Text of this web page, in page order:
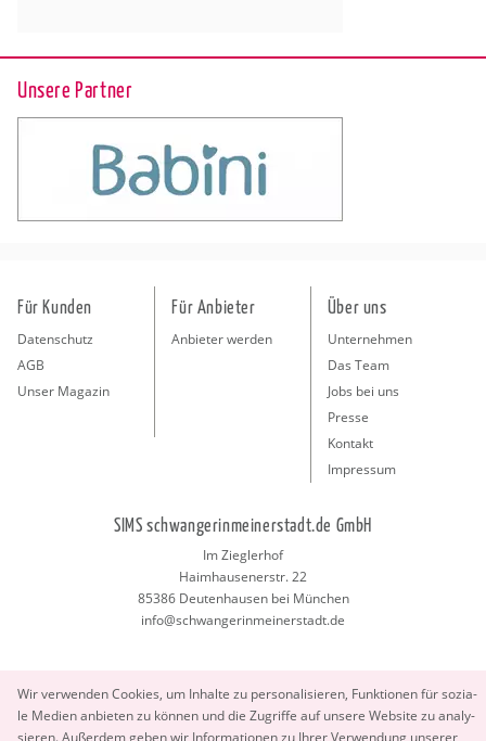
Unsere Partner
Wir ver­wen­den Coo­kies, um In­hal­te zu per­so­na­li­sie­ren, Funk­tio­nen für so­zia­
le Me­di­en an­bie­ten zu kön­nen und die Zu­grif­fe auf un­se­re Web­site zu ana­ly­
sie­ren. Au­ßer­dem geben wir In­for­ma­tio­nen zu Ihrer Ver­wen­dung un­se­rer
Für Kunden
Datenschutz
AGB
Unser Magazin
Für Anbieter
Anbieter werden
Über uns
Unternehmen
Das Team
Jobs bei uns
Presse
Kontakt
Impressum
SIMS schwangerinmeinerstadt.de GmbH
Im Zieglerhof
Haimhausenerstr. 22
85386 Deutenhausen bei München
info@schwangerinmeinerstadt.de